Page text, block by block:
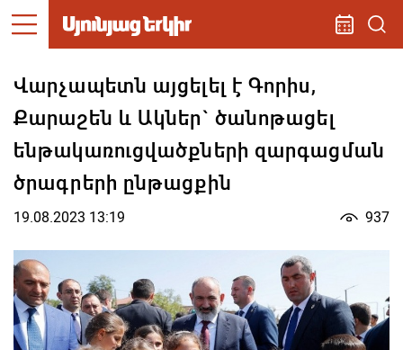
Վարչապետն այցելել է Գորիս,
Քարաշեն և Ակներ` ծանոթացել
ենթակառուցվածքների զարգացման
ծրագրերի ընթացքին
19.08.2023 13:19 937